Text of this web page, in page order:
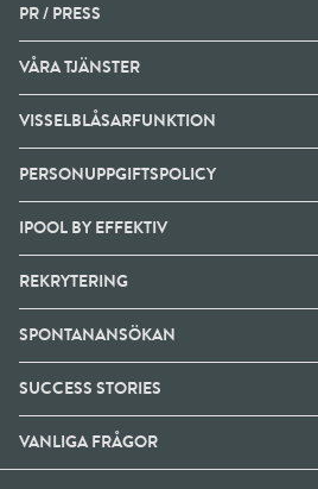
PR / PRESS
VÅRA TJÄNSTER
VISSELBLÅSARFUNKTION
PERSONUPPGIFTSPOLICY
IPOOL BY EFFEKTIV
REKRYTERING
SPONTANANSÖKAN
SUCCESS STORIES
VANLIGA FRÅGOR